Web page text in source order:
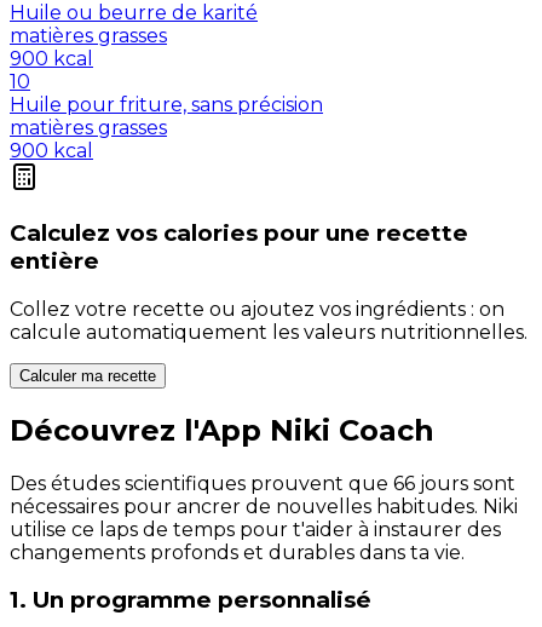
Huile ou beurre de karité
matières grasses
900 kcal
10
Huile pour friture, sans précision
matières grasses
900 kcal
Calculez vos calories pour une recette
entière
Collez votre recette ou ajoutez vos ingrédients : on
calcule automatiquement les valeurs nutritionnelles.
Calculer ma recette
Découvrez l'App Niki Coach
Des études scientifiques prouvent que 66 jours sont
nécessaires pour ancrer de nouvelles habitudes. Niki
utilise ce laps de temps pour t'aider à instaurer des
changements profonds et durables dans ta vie.
1. Un programme personnalisé